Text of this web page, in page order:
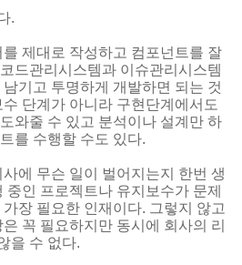
.
제대로 작성하고 컴포넌트를 잘
드관리시스템과 이슈관리시스템
기고 투명하게 개발하면 되는 것
단계가 아니라 구현단계에서도
와줄 수 있고 분석이나 설계만 하
를 수행할 수도 있다.
에 무슨 일이 벌어지는지 한번 생
중인 프로젝트나 유지보수가 문제
장 필요한 인재이다. 그렇지 않고
꼭 필요하지만 동시에 회사의 리
을 수 없다.